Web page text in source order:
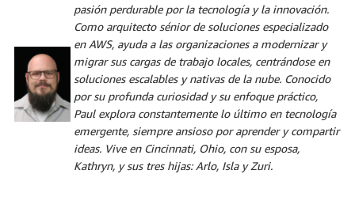
pasión perdurable por la tecnología y la innovación.
Como arquitecto sénior de soluciones especializado
en AWS, ayuda a las organizaciones a modernizar y
migrar sus cargas de trabajo locales, centrándose en
soluciones escalables y nativas de la nube. Conocido
por su profunda curiosidad y su enfoque práctico,
Paul explora constantemente lo último en tecnología
emergente, siempre ansioso por aprender y compartir
ideas. Vive en Cincinnati, Ohio, con su esposa,
Kathryn, y sus tres hijas: Arlo, Isla y Zuri.